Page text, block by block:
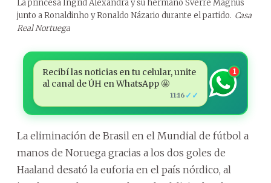
La princesa Ingrid Alexandra y su hermano Sverre Magnus
junto a Ronaldinho y Ronaldo Názario durante el partido. Casa
Real Nortuega
Recibí las noticias en tu celular, unite
al canal de ÚH en WhatsApp 🤩
11:16 ✓✓
1
La eliminación de Brasil en el Mundial de fútbol a
manos de Noruega gracias a los dos goles de
Haaland desató la euforia en el país nórdico, al